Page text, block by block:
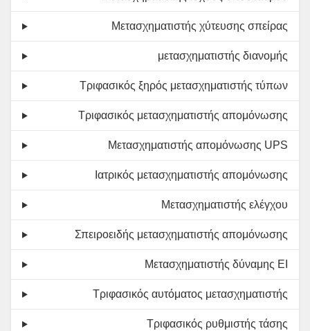
Μετασχηματιστής χύτευσης σπείρας
μετασχηματιστής διανομής
Τριφασικός ξηρός μετασχηματιστής τύπων
Τριφασικός μετασχηματιστής απομόνωσης
Μετασχηματιστής απομόνωσης UPS
Ιατρικός μετασχηματιστής απομόνωσης
Μετασχηματιστής ελέγχου
Σπειροειδής μετασχηματιστής απομόνωσης
Μετασχηματιστής δύναμης EI
Τριφασικός αυτόματος μετασχηματιστής
Τριφασικός ρυθμιστής τάσης